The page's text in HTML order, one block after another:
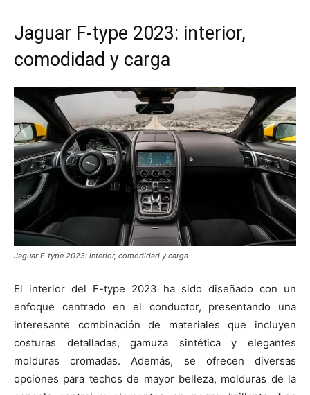
Jaguar F-type 2023: interior,
comodidad y carga
Jaguar F-type 2023: interior, comodidad y carga
El interior del F-type 2023 ha sido diseñado con un
enfoque centrado en el conductor, presentando una
interesante combinación de materiales que incluyen
costuras detalladas, gamuza sintética y elegantes
molduras cromadas. Además, se ofrecen diversas
opciones para techos de mayor belleza, molduras de la